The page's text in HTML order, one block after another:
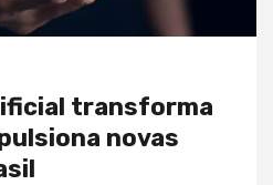
transforma
novas